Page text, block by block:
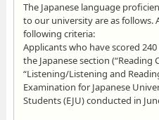
The Japanese language
to our university are as follows.
following criteria:
Applicants who have scored
the Japanese section (“Reading
“Listening/Listening and
Examination for Japanese
Students (EJU) conducted in